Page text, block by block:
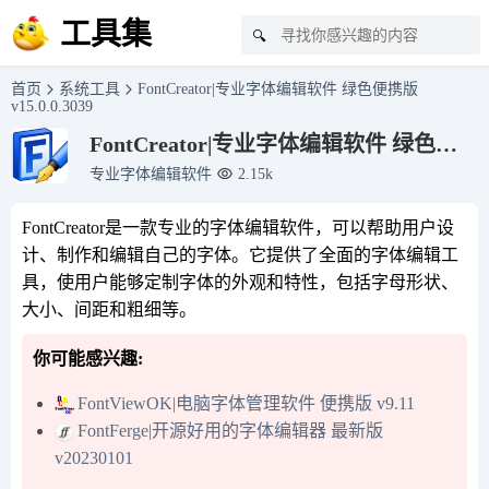
工具集 🔍
首页 系统工具
FontCreator|专业字体编辑软件 绿色便携版
v15.0.0.3039
FontCreator|专业字体编辑软件 绿色便
携版 v15.0.0.3039
专业字体编辑软件 2.15k
FontCreator是一款专业的字体编辑软件，可以帮助用户设
计、制作和编辑自己的字体。它提供了全面的字体编辑工
具，使用户能够定制字体的外观和特性，包括字母形状、
大小、间距和粗细等。
你可能感兴趣:
FontViewOK|电脑字体管理软件 便携版 v9.11
FontFerge|开源好用的字体编辑器 最新版
v20230101